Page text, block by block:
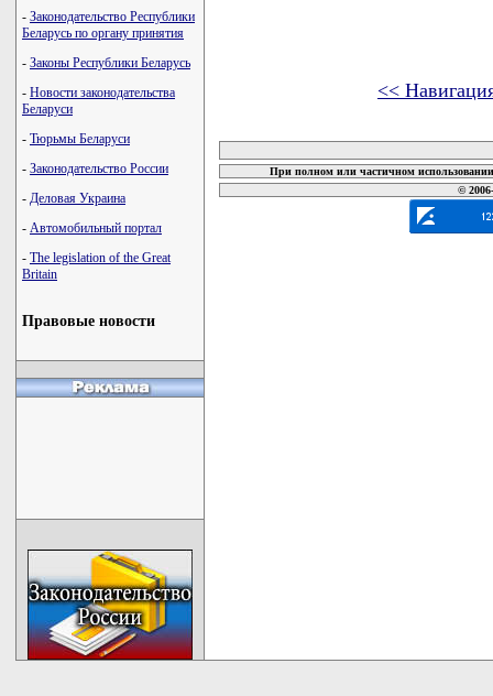
- Законодательство Республики
Беларусь по органу принятия
- Законы Республики Беларусь
- Новости законодательства
Беларуси
- Тюрьмы Беларуси
- Законодательство России
- Деловая Украина
- Автомобильный портал
- The legislation of the Great
Britain
Правовые новости
<<
При полном или частичном
©